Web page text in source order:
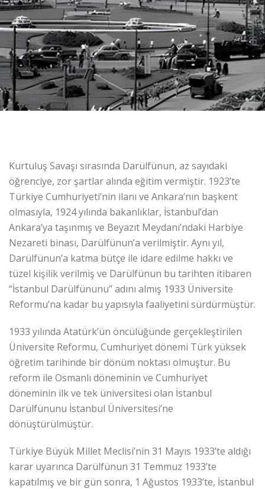
Kurtuluş Savaşı sırasında Darülfünun, az sayıdaki
öğrenciye, zor şartlar alında eğitim vermiştir. 1923’te
Türkiye Cumhuriyeti’nin ilanı ve Ankara’nın başkent
olmasıyla, 1924 yılında bakanlıklar, İstanbul’dan
Ankara’ya taşınmış ve Beyazıt Meydanı’ndaki Harbiye
Nezareti binası, Darülfünun’a verilmiştir. Aynı yıl,
Darülfünun’a katma bütçe ile idare edilme hakkı ve
tüzel kişilik verilmiş ve Darülfünun bu tarihten itibaren
“İstanbul Darülfünunu” adını almış 1933 Üniversite
Reformu’na kadar bu yapısıyla faaliyetini sürdürmüştür.
1933 yılında Atatürk’ün öncülüğünde gerçekleştirilen
Üniversite Reformu, Cumhuriyet dönemi Türk yüksek
öğretim tarihinde bir dönüm noktası olmuştur. Bu
reform ile Osmanlı döneminin ve Cumhuriyet
döneminin ilk ve tek üniversitesi olan İstanbul
Darülfünunu İstanbul Üniversitesi’ne
dönüştürülmüştür.
Türkiye Büyük Millet Meclisi’nin 31 Mayıs 1933’te aldığı
karar uyarınca Darülfünun 31 Temmuz 1933’te
kapatılmış ve bir gün sonra, 1 Ağustos 1933’te, İstanbul